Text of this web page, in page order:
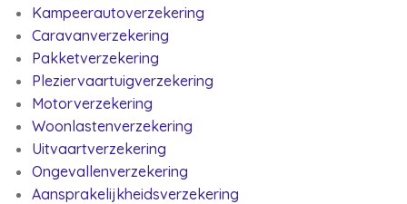
Kampeerautoverzekering
Caravanverzekering
Pakketverzekering
Pleziervaartuigverzekering
Motorverzekering
Woonlastenverzekering
Uitvaartverzekering
Ongevallenverzekering
Aansprakelijkheidsverzekering